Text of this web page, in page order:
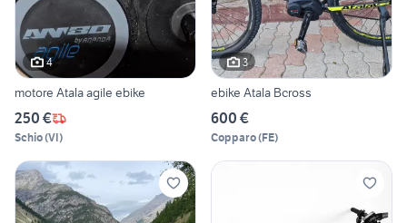
4
motore Atala agile ebike
250 €
Schio(VI)
3
ebike Atala Bcross
600 €
Copparo(FE)